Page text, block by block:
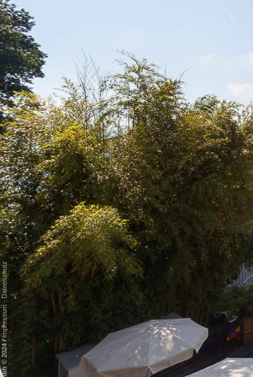
/
Impressum
-
Datenschutz